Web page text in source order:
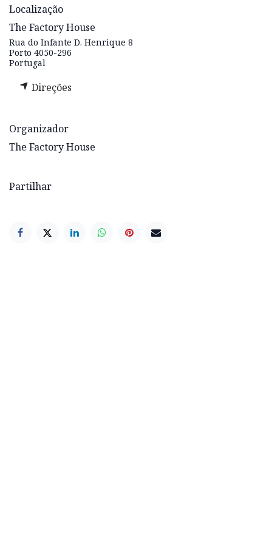
Localização
The Factory House
Rua do Infante D. Henrique 8
Porto 4050-296
Portugal
Direções
Organizador
The Factory House
Partilhar